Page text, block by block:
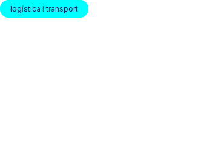
logística i transport